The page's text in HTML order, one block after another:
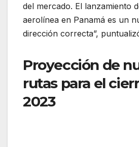
del mercado. El lanzamiento
aerolínea en Panamá es un
dirección correcta”,
Proyección de
rutas para el
2023